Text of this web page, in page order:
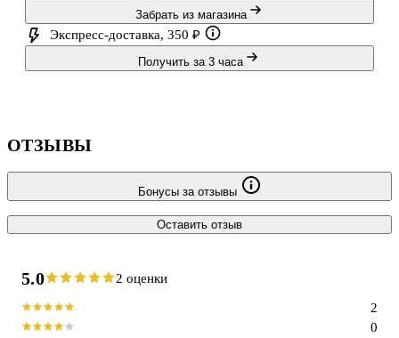
Забрать из магазина
Экспресс-доставка, 350 ₽
Получить за 3 часа
ОТЗЫВЫ
Бонусы за отзывы
Оставить отзыв
5.0 2 оценки
0
2